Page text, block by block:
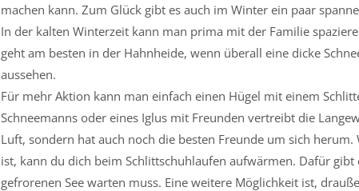
machen kann. Zum Glück gibt es auch im Winter ein paar
In der kalten Winterzeit kann man prima mit der Familie
geht am besten in der Hahnheide, wenn überall eine dicke
aussehen.
Für mehr Aktion kann man einfach einen Hügel mit einem
Schneemanns oder eines Iglus mit Freunden vertreibt die
Luft, sondern hat auch noch die besten Freunde um sich
ist, kann du dich beim Schlittschuhlaufen aufwärmen. Dafür gibt
gefrorenen See warten muss. Eine weitere Möglichkeit ist,